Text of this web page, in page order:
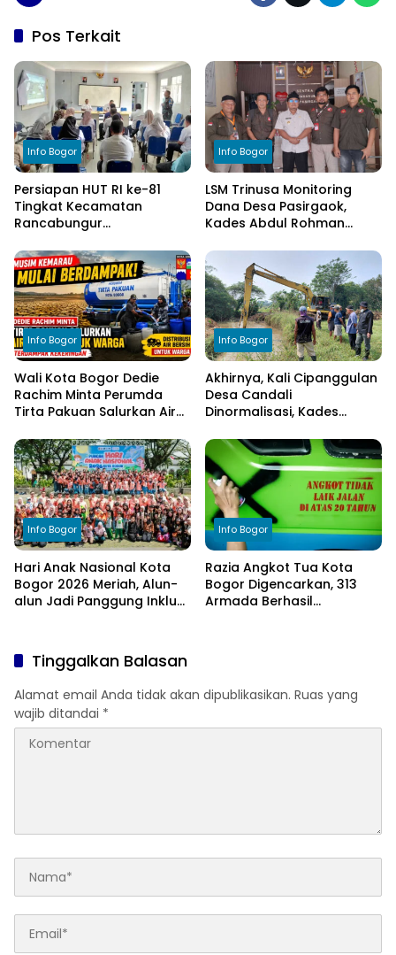
Pos Terkait
Info Bogor
Persiapan HUT RI ke-81
Tingkat Kecamatan
Rancabungur
Cimulang, Libatkan Seluruh
Elemen Masyarakat
Info Bogor
LSM Trinusa Monitoring
Dana Desa Pasirgaok,
Kades Abdul Rohman
Transparansi Pengelolaan
Anggaran
Info Bogor
Wali Kota Bogor Dedie
Rachim Minta Perumda
Tirta Pakuan Salurkan Air
Terdampak Kekeringan
Info Bogor
Akhirnya, Kali Cipanggulan
Desa Candali
Dinormalisasi, Kades
kepada Bupati Bogor
Info Bogor
Hari Anak Nasional Kota
Bogor 2026 Meriah, Alun-
alun Jadi Panggung Inklusi
Info Bogor
Razia Angkot Tua Kota
Bogor Digencarkan, 313
Armada Berhasil
Tinggalkan Balasan
Alamat email Anda tidak akan dipublikasikan. Ruas yang
wajib ditandai *